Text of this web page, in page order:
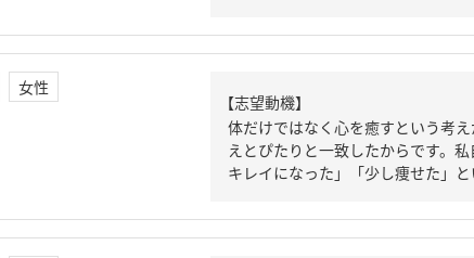
女性
【志望動機】
体だけではなく心を癒すという考
えとぴたりと一致したからです。
キレイになった」「少し痩せた」